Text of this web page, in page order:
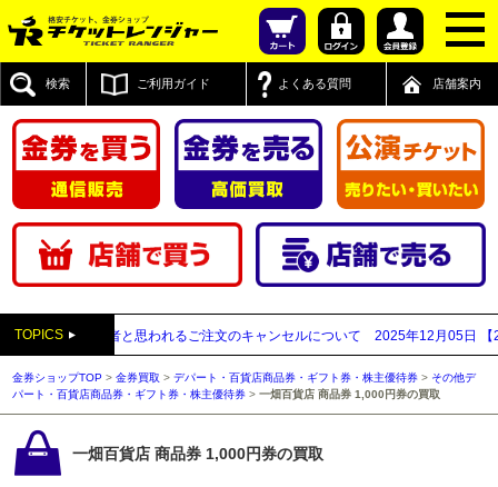
検索 ご利用ガイド よくある質問 店舗案内
TOPICS
い買取業者と思われるご注文のキャンセルについて 2025年12月05日 【2025年
金券ショップTOP >金券買取 >デパート・百貨店商品券・ギフト券・株主優待券 > その他デ
パート・百貨店商品券・ギフト券・株主優待券 >一畑百貨店 商品券 1,000円券の買取
一畑百貨店 商品券 1,000円券の買取